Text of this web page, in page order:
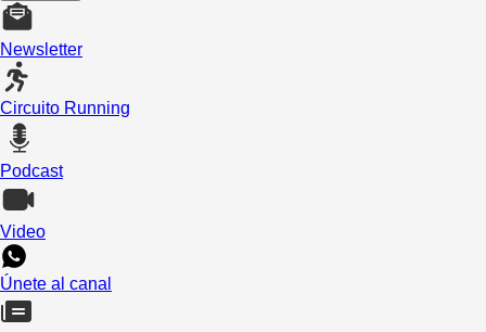
Newsletter
Circuito Running
Podcast
Video
Únete al canal